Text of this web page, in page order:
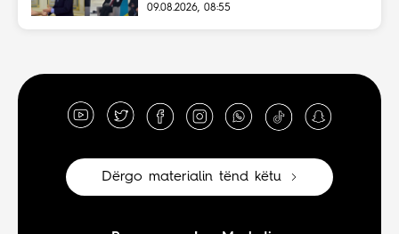
09.08.2026, 08:55
Dërgo materialin tënd këtu